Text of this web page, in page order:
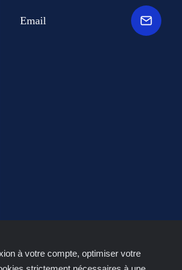
Email
à votre compte, optimiser votre